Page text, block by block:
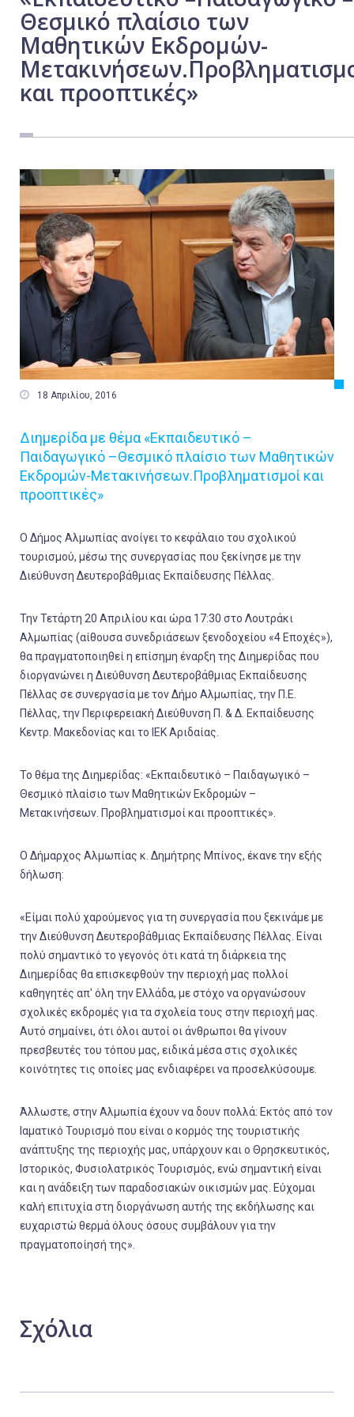
Θεσμικό πλαίσιο των
Μαθητικών Εκδρομών-
και προοπτικές»
 18 Απριλίου, 2016
Διημερίδα με θέμα «Εκπαιδευτικό –
Παιδαγωγικό –Θεσμικό πλαίσιο των Μαθητικών
Εκδρομών-Μετακινήσεων.Προβληματισμοί και
προοπτικές»
Ο Δήμος Αλμωπίας ανοίγει το κεφάλαιο του σχολικού
τουρισμού, μέσω της συνεργασίας που ξεκίνησε με την
Διεύθυνση Δευτεροβάθμιας Εκπαίδευσης Πέλλας.
Την Τετάρτη 20 Απριλίου και ώρα 17:30 στο Λουτράκι
Αλμωπίας (αίθουσα συνεδριάσεων ξενοδοχείου «4 Εποχές»),
θα πραγματοποιηθεί η επίσημη έναρξη της Διημερίδας που
διοργανώνει η Διεύθυνση Δευτεροβάθμιας Εκπαίδευσης
Πέλλας σε συνεργασία με τον Δήμο Αλμωπίας, την Π.Ε.
Πέλλας, την Περιφερειακή Διεύθυνση Π. & Δ. Εκπαίδευσης
Κεντρ. Μακεδονίας και το ΙΕΚ Αριδαίας.
Το θέμα της Διημερίδας: «Εκπαιδευτικό – Παιδαγωγικό –
Θεσμικό πλαίσιο των Μαθητικών Εκδρομών –
Μετακινήσεων. Προβληματισμοί και προοπτικές».
Ο Δήμαρχος Αλμωπίας κ. Δημήτρης Μπίνος, έκανε την εξής
δήλωση:
«Είμαι πολύ χαρούμενος για τη συνεργασία που ξεκινάμε με
την Διεύθυνση Δευτεροβάθμιας Εκπαίδευσης Πέλλας. Είναι
πολύ σημαντικό το γεγονός ότι κατά τη διάρκεια της
Διημερίδας θα επισκεφθούν την περιοχή μας πολλοί
καθηγητές απ' όλη την Ελλάδα, με στόχο να οργανώσουν
σχολικές εκδρομές για τα σχολεία τους στην περιοχή μας.
Αυτό σημαίνει, ότι όλοι αυτοί οι άνθρωποι θα γίνουν
πρεσβευτές του τόπου μας, ειδικά μέσα στις σχολικές
κοινότητες τις οποίες μας ενδιαφέρει να προσελκύσουμε.
Άλλωστε, στην Αλμωπία έχουν να δουν πολλά: Εκτός από τον
Ιαματικό Τουρισμό που είναι ο κορμός της τουριστικής
ανάπτυξης της περιοχής μας, υπάρχουν και ο Θρησκευτικός,
Ιστορικός, Φυσιολατρικός Τουρισμός, ενώ σημαντική είναι
και η ανάδειξη των παραδοσιακών οικισμών μας. Εύχομαι
καλή επιτυχία στη διοργάνωση αυτής της εκδήλωσης και
ευχαριστώ θερμά όλους όσους συμβάλουν για την
πραγματοποίησή της».
Σχόλια
Εργασία
Ελλάδα
Κόσμος
Τοπικά
Πολιτική
Αθλητικά
Αστυνομικό Δελτίο